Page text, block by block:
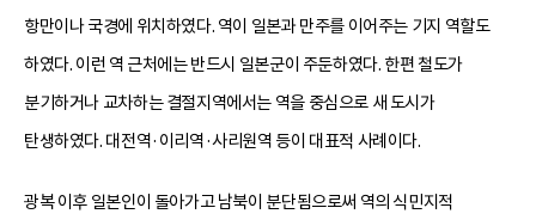
항만이나 국경에 위치하였다. 역이 일본과 만주를 이어주는 기지 역할도
하였다. 이런 역 근처에는 반드시 일본군이 주둔하였다. 한편 철도가
분기하거나 교차하는 결절지역에서는 역을 중심으로 새 도시가
탄생하였다. 대전역·이리역·사리원역 등이 대표적 사례이다.
광복 이후 일본인이 돌아가고 남북이 분단됨으로써 역의 식민지적